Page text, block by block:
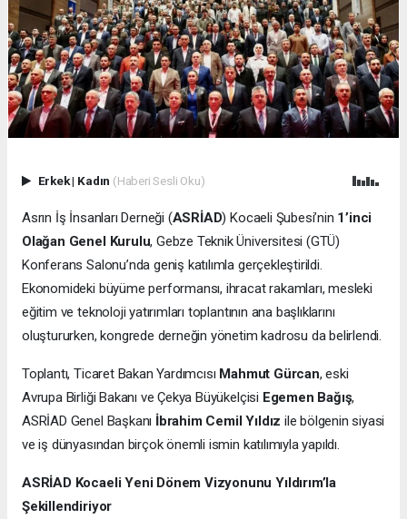
Erkek| Kadın (Haberi Sesli Oku)
Asrın İş İnsanları Derneği (ASRİAD) Kocaeli Şubesi’nin 1’inci
Olağan Genel Kurulu, Gebze Teknik Üniversitesi (GTÜ)
Konferans Salonu’nda geniş katılımla gerçekleştirildi.
Ekonomideki büyüme performansı, ihracat rakamları, mesleki
eğitim ve teknoloji yatırımları toplantının ana başlıklarını
oluştururken, kongrede derneğin yönetim kadrosu da belirlendi.
Toplantı, Ticaret Bakan Yardımcısı Mahmut Gürcan, eski
Avrupa Birliği Bakanı ve Çekya Büyükelçisi Egemen Bağış,
ASRİAD Genel Başkanı İbrahim Cemil Yıldız ile bölgenin siyasi
ve iş dünyasından birçok önemli ismin katılımıyla yapıldı.
ASRİAD Kocaeli Yeni Dönem Vizyonunu Yıldırım’la
Şekillendiriyor